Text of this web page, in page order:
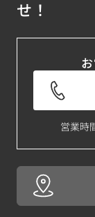
せ！
営業時